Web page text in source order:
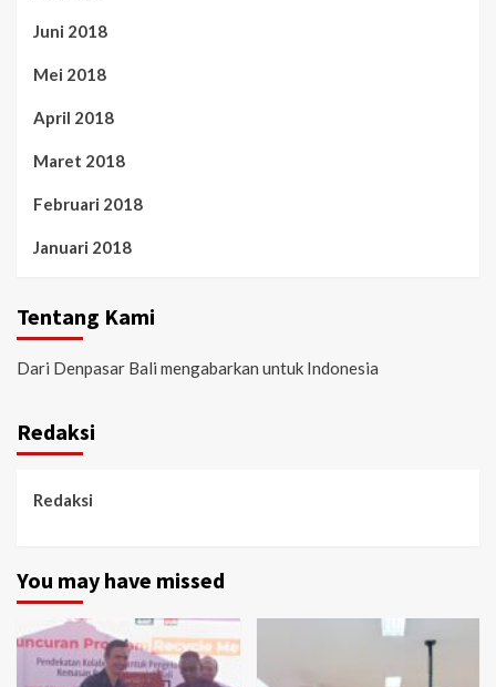
Juni 2018
Mei 2018
April 2018
Maret 2018
Februari 2018
Januari 2018
Tentang Kami
Dari Denpasar Bali mengabarkan untuk Indonesia
Redaksi
Redaksi
You may have missed